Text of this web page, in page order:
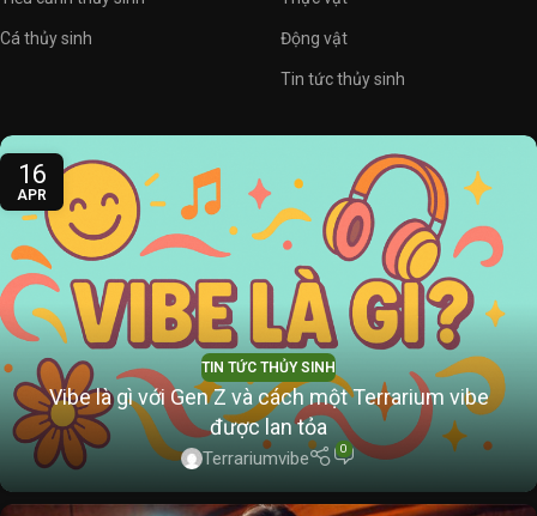
Cá thủy sinh Động vật
Tin tức thủy sinh
16
APR
TIN TỨC THỦY SINH
Vibe là gì với Gen Z và cách một Terrarium vibe
được lan tỏa
Terrariumvibe 0